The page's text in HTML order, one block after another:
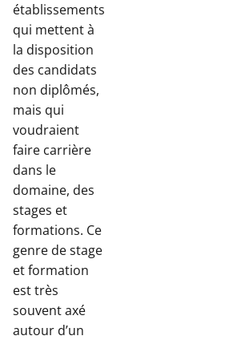
établissements
qui mettent à
la disposition
des candidats
non diplômés,
mais qui
voudraient
faire carrière
dans le
domaine, des
stages et
formations. Ce
genre de stage
et formation
est très
souvent axé
autour d’un